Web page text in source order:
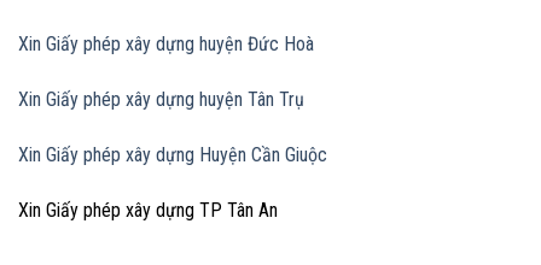
Xin Giấy phép xây dựng huyện Đức Hoà
Xin Giấy phép xây dựng huyện Tân Trụ
Xin Giấy phép xây dựng Huyện Cần Giuộc
Xin Giấy phép xây dựng TP Tân An